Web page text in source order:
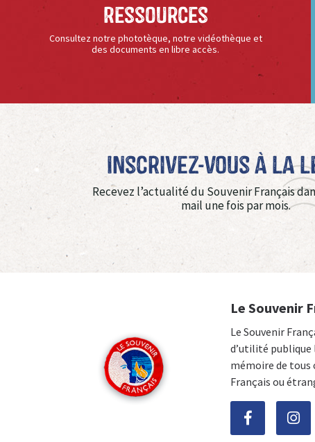
Ressources
Consultez notre phototèque, notre vidéothèque et
des documents en libre accès.
Inscrivez-vous à La
Recevez l’actualité du Souvenir Français
mail une fois par mois.
Le Souvenir
Le Souvenir
d’utilité publique
mémoire de tous
Français ou